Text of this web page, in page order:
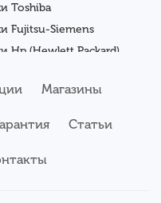
Toshiba
Fujitsu-Siemens
Hp (Hewlett Packard)
Asus
Samsung
Магазины
Статьи